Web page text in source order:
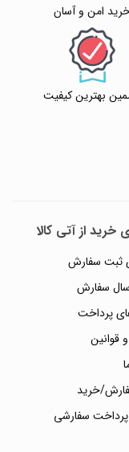
امن و آسان
بهترین کیفیت
خرید از آتی کالا
ثبت سفارش
سفارش
پرداخت
قوانین
خرید
سفارشی